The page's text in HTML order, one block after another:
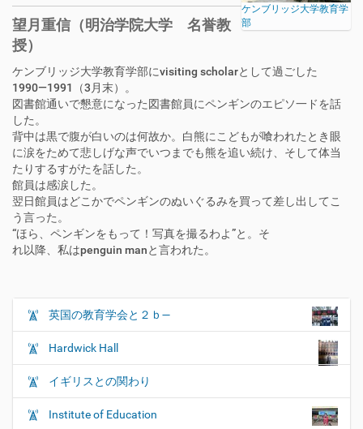
ケンブリッジ大学教育学
部
望月重信（明治学院大学 名誉教
授）
ケンブリッジ大学教育学部にvisiting scholarとして過ごした
1990―1991 （3 月末）。
図書館通いで懇意になった図書館員にペンギンのエピソ一ドを話
した。
背中は黒で腹が白いのは何故か。白熊にこどもが喰われたとき眼
に涙をためて悲しげな声でいつまでも熊を追い続け、そして体当
たりするすがたを話した。
館員は感涙した。
翌日館員はどこかでペンギンのぬいぐるみを買って差し出してこ
う言った。
“ほら、ペンギンをもって！写真を撮るわよ”と。そ
れ以降、私はpenguin manと言われた。
ナ
ビ
ゲ
ー
シ
ョ
英国の教育学会と２ｂ―
Hardwick Hall
イギリスとの関わり
Institute of Education